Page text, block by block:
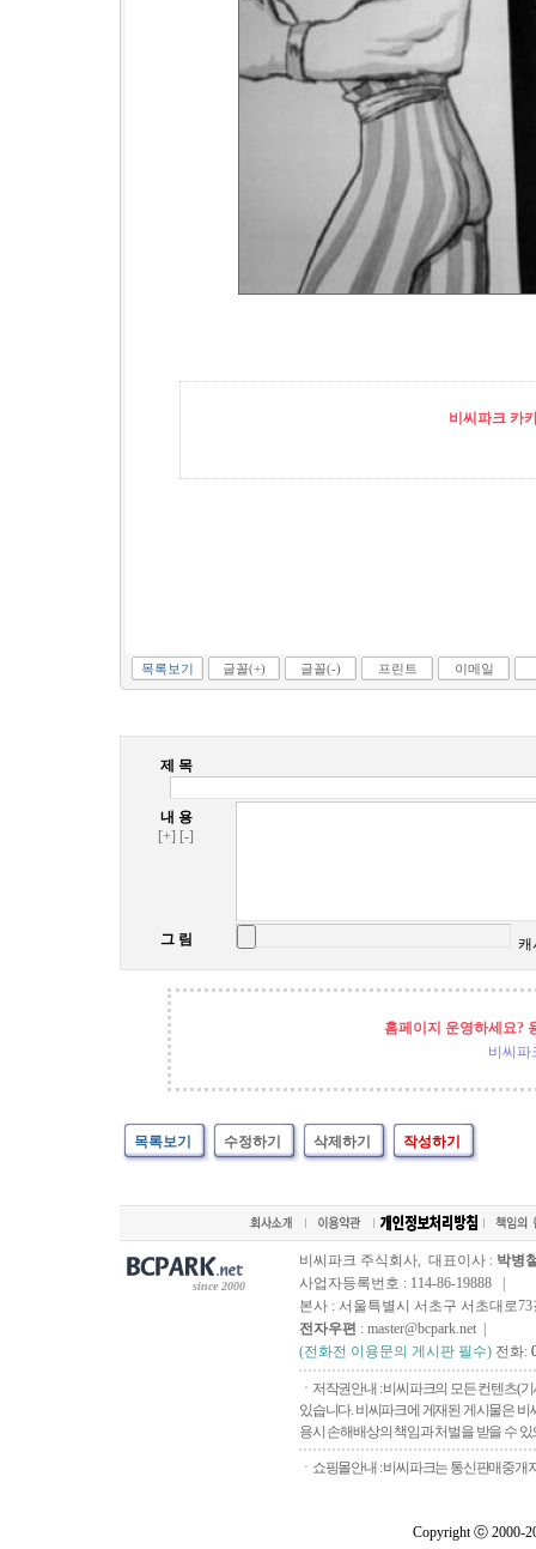
비씨파크 카
목록보기 글꼴(+) 글꼴(-) 프린트 이메일
제 목
내 용
[+] [-]
그 림 캐
홈페이지 운영하세요?
비씨파
목록보기 수정하기 삭제하기 작성하기
since 2000
비씨파크 주식회사, 대표이사 : 박병
사업자등록번호 : 114-86-19888 |
본사 : 서울특별시 서초구 서초대로73
전자우편 : master@bcpark.net |
(전화전 이용문의 게시판 필수) 전화:
ㆍ저작권안내 : 비씨파크의 모든 컨텐츠(
있습니다. 비씨파크에 게재된 게시물은
용시 손해배상의 책임과 처벌을 받을 수
ㆍ쇼핑몰안내 : 비씨파크는 통신판매중개
Copyright ⓒ 2000-